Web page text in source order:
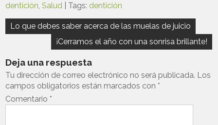
dentición,Salud | Tags: dentición
Navegación
entradas
Lo que debes saber acerca de las muelas de juicio
¡Cerramos el año con una sonrisa brillante!
Deja una respuesta
Tu dirección de correo electrónico no será publicada. Los
campos obligatorios están marcados con*
Comentario*